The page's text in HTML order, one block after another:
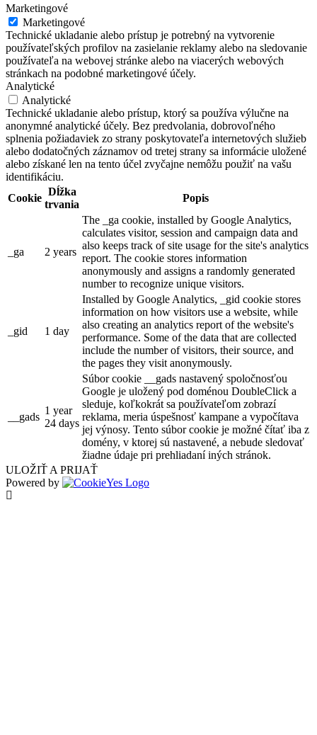
Marketingové
Marketingové
Technické ukladanie alebo prístup je potrebný na vytvorenie
používateľských profilov na zasielanie reklamy alebo na sledovanie
používateľa na webovej stránke alebo na viacerých webových
stránkach na podobné marketingové účely.
Analytické
Analytické
Technické ukladanie alebo prístup, ktorý sa používa výlučne na
anonymné analytické účely. Bez predvolania, dobrovoľného
splnenia požiadaviek zo strany poskytovateľa internetových služieb
alebo dodatočných záznamov od tretej strany sa informácie uložené
alebo získané len na tento účel zvyčajne nemôžu použiť na vašu
identifikáciu.
Cookie
Dĺžka
trvania
Popis
_ga 2 years
The _ga cookie, installed by Google Analytics,
calculates visitor, session and campaign data and
also keeps track of site usage for the site's analytics
report. The cookie stores information
anonymously and assigns a randomly generated
number to recognize unique visitors.
_gid 1 day
Installed by Google Analytics, _gid cookie stores
information on how visitors use a website, while
also creating an analytics report of the website's
performance. Some of the data that are collected
include the number of visitors, their source, and
the pages they visit anonymously.
__gads
1 year
24 days
Súbor cookie __gads nastavený spoločnosťou
Google je uložený pod doménou DoubleClick a
sleduje, koľkokrát sa používateľom zobrazí
reklama, meria úspešnosť kampane a vypočítava
jej výnosy. Tento súbor cookie je možné čítať iba z
domény, v ktorej sú nastavené, a nebude sledovať
žiadne údaje pri prehliadaní iných stránok.
ULOŽIŤ A PRIJAŤ
Powered by